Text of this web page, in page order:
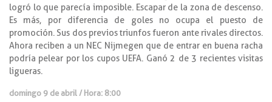
logró lo que parecía imposible. Escapar de la zona de descenso.
Es más, por diferencia de goles no ocupa el puesto de
promoción. Sus dos previos triunfos fueron ante rivales directos.
Ahora reciben a un NEC Nijmegen que de entrar en buena racha
podría pelear por los cupos UEFA. Ganó 2 de 3 recientes visitas
ligueras.
domingo 9 de abril / Hora: 8:00